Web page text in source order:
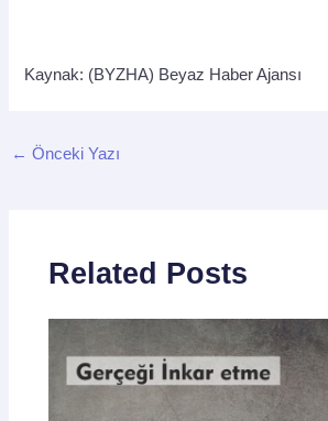
Kaynak: (BYZHA) Beyaz Haber Ajansı
← Önceki Yazı
Related Posts